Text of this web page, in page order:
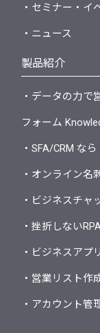
・セミナー・イ
・ニュース
製品紹介
・データの力で
フォーム
・SFA/CRM な
・オンライン名
・ビジネスチャ
・挫折しない
・ビジネスアプ
・営業リスト作
・アカウント管